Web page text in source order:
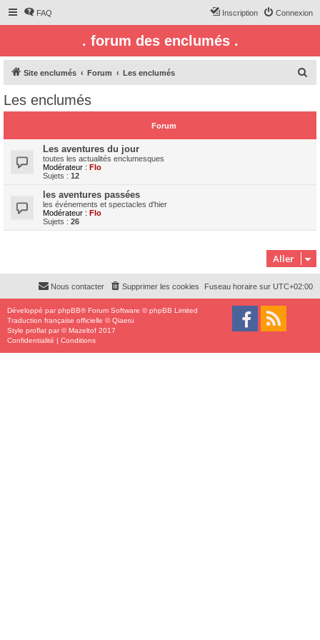
FAQ Connexion
Inscription
. forum des enclumés .
Site enclumés Forum Les enclumés
e
Les enclumés
Forum
Les aventures du jour
toutes les actualités enclumesques
Modérateur : Flo
Sujets : 12
les aventures passées
les événements et spectacles d'hier
Modérateur : Flo
Sujets : 26
Aller
Fuseau horaire sur UTC+02:00
Supprimer les cookies
Nous contacter
Développé par phpBB® Forum Software © phpBB Limited
Traduction française officielle ©Qiaeru
Style proflat par ©Mazeltof 2017
Confidentialité | Conditions